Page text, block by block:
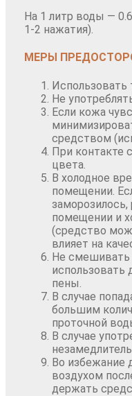
На 1 литр воды —
1-2 нажатия).
МЕРЫ
Использовать
Не
Если кожа
средством
При контакте
цвета.
В холодное
помещении.
помещении и
(средство
влияет на
Не смешивать
использовать
пены.
В случае
большим
проточной
В случае
Во избежание
воздухом
держать